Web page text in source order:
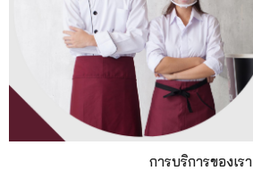
การบริการของเรา